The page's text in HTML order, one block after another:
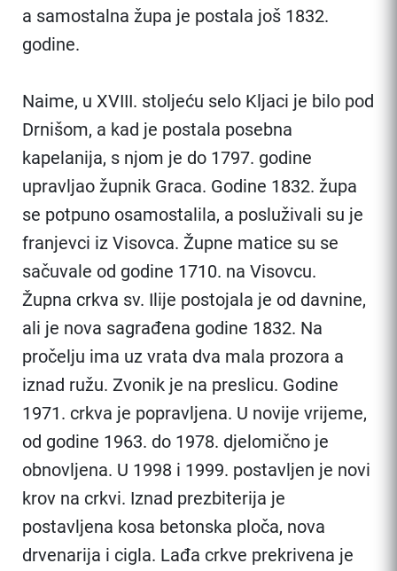
a samostalna župa je postala još 1832.
godine.
Naime, u XVIII. stoljeću selo Kljaci je bilo pod
Drnišom, a kad je postala posebna
kapelanija, s njom je do 1797. godine
upravljao župnik Graca. Godine 1832. župa
se potpuno osamostalila, a posluživali su je
franjevci iz Visovca. Župne matice su se
sačuvale od godine 1710. na Visovcu.
Župna crkva sv. Ilije postojala je od davnine,
ali je nova sagrađena godine 1832. Na
pročelju ima uz vrata dva mala prozora a
iznad ružu. Zvonik je na preslicu. Godine
1971. crkva je popravljena. U novije vrijeme,
od godine 1963. do 1978. djelomično je
obnovljena. U 1998 i 1999. postavljen je novi
krov na crkvi. Iznad prezbiterija je
postavljena kosa betonska ploča, nova
drvenarija i cigla. Lađa crkve prekrivena je